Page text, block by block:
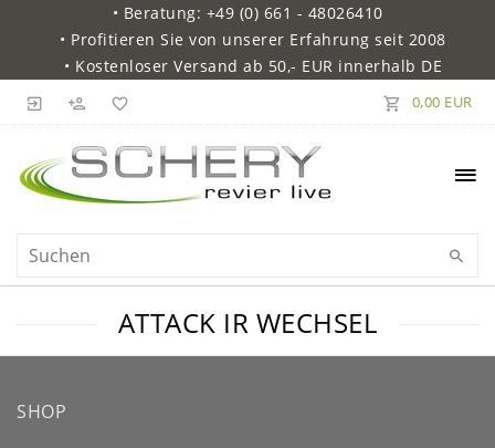
• Beratung: +49 (0) 661 - 48026410
• Profitieren Sie von unserer Erfahrung seit 2008
• Kostenloser Versand ab 50,- EUR innerhalb DE
0,00 EUR
ATTACK IR WECHSEL
SHOP